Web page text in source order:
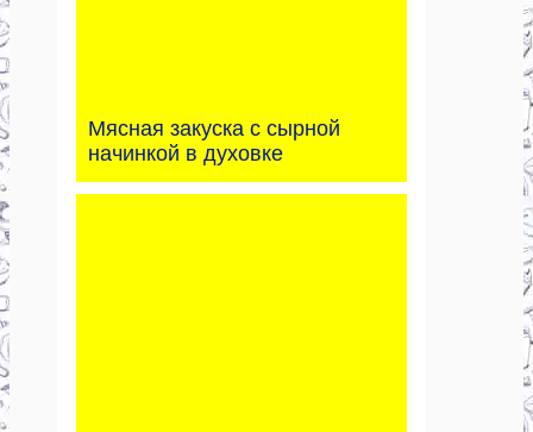
Мясная закуска с сырной
начинкой в духовке